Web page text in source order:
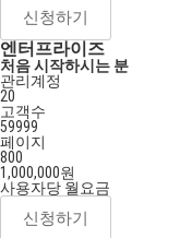
신청하기
엔터프라이즈
처음 시작하시는 분
관리계정
20
고객수
59999
페이지
800
1,000,000원
사용자당 월요금
신청하기